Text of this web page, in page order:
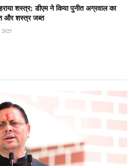
शस्त्र; डीएम ने किया पुनीत अग्रवाल का
और शस्त्र जब्त